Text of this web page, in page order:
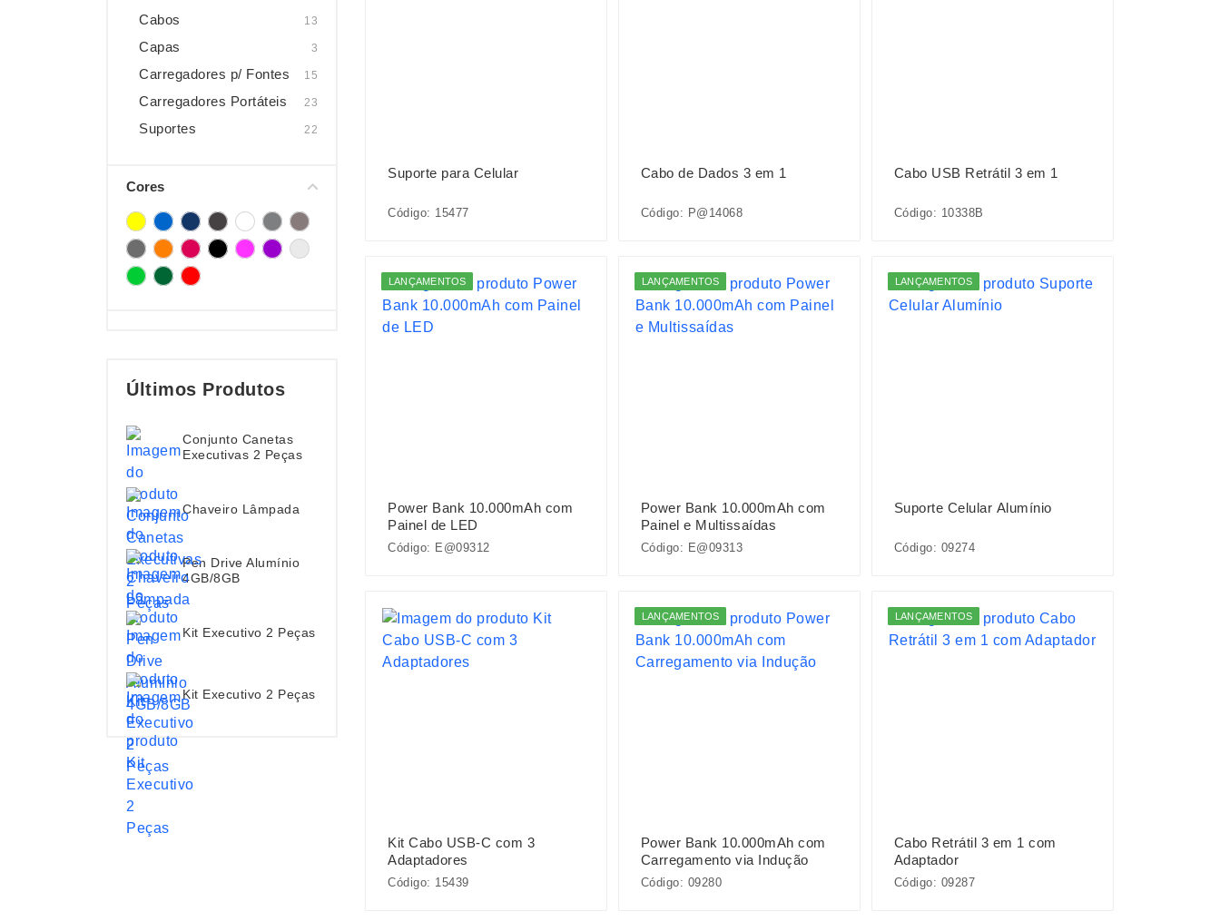
Cabos 13
Capas 3
Carregadores p/ Fontes 15
Carregadores Portáteis 23
Suportes 22
Cores
Últimos Produtos
Conjunto Canetas
Executivas 2 Peças
Chaveiro Lâmpada
Pen Drive Alumínio
4GB/8GB
Kit Executivo 2 Peças
Kit Executivo 2 Peças
Suporte para Celular
Código: 15477
Cabo de Dados 3 em 1
Código: P@14068
Cabo USB Retrátil 3 em 1
Código: 10338B
LANÇAMENTOS
Power Bank 10.000mAh com
Painel de LED
Código: E@09312
LANÇAMENTOS
Power Bank 10.000mAh com
Painel e Multissaídas
Código: E@09313
LANÇAMENTOS
Suporte Celular Alumínio
Código: 09274
Kit Cabo USB-C com 3
Adaptadores
Código: 15439
LANÇAMENTOS
Power Bank 10.000mAh com
Carregamento via Indução
Código: 09280
LANÇAMENTOS
Cabo Retrátil 3 em 1 com
Adaptador
Código: 09287